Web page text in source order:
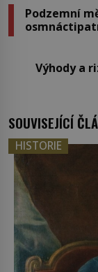
Podzemní
Výhody a
SOUVISEJÍCÍ
HISTORIE